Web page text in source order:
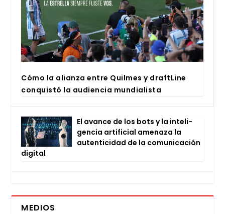
Cómo la alian­za entre Quil­mes y draftLi­ne
con­quis­tó la audien­cia mun­dia­lis­ta
El avan­ce de los bots y la inte­li­
gen­cia arti­fi­cial ame­na­za la
auten­ti­ci­dad de la comu­ni­ca­ción
digi­tal
MEDIOS